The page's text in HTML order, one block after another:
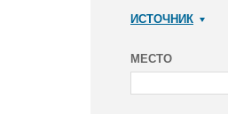
ИСТОЧНИК
МЕСТО